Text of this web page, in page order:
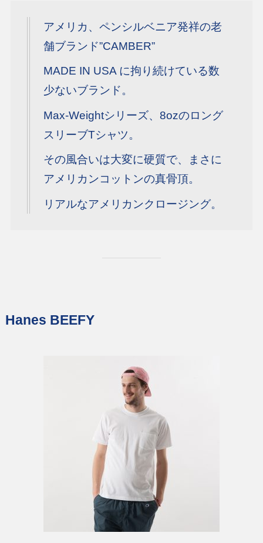
アメリカ、ペンシルベニア発祥の老
舗ブランド”CAMBER”
MADE IN USA に拘り続けている数
少ないブランド。
Max-Weightシリーズ、8ozのロング
スリーブTシャツ。
その風合いは大変に硬質で、まさに
アメリカンコットンの真骨頂。
リアルなアメリカンクロージング。
Hanes BEEFY